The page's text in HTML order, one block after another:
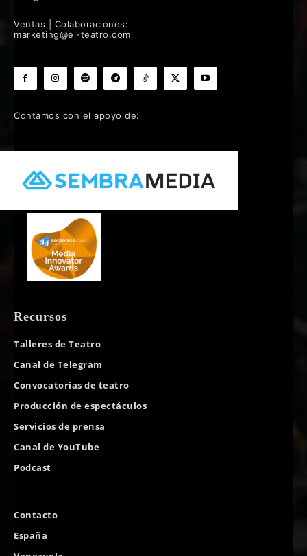
Ventas | Colaboraciones:
marketing@el-teatro.com
Contamos con el apoyo de:
Recursos
Talleres de Teatro
Canal de Telegram
Convocatorias de teatro
Producción de espectáculos
Servicios de prensa
Canal de YouTube
Podcast
Contacto
España